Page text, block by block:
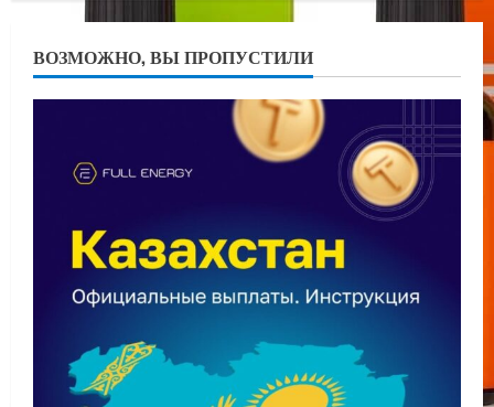
ВОЗМОЖНО, ВЫ ПРОПУСТИЛИ